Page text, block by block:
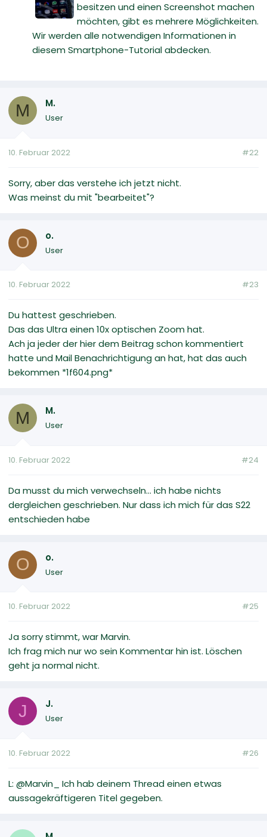
besitzen und einen Screenshot machen
möchten, gibt es mehrere Möglichkeiten.
Wir werden alle notwendigen Informationen in
diesem Smartphone-Tutorial abdecken.
M M.
User
10. Februar 2022 #22
Sorry, aber das verstehe ich jetzt nicht.
Was meinst du mit "bearbeitet"?
O o.
User
10. Februar 2022 #23
Du hattest geschrieben.
Das das Ultra einen 10x optischen Zoom hat.
Ach ja jeder der hier dem Beitrag schon kommentiert
hatte und Mail Benachrichtigung an hat, hat das auch
bekommen *1f604.png*
M M.
User
10. Februar 2022 #24
Da musst du mich verwechseln... ich habe nichts
dergleichen geschrieben. Nur dass ich mich für das S22
entschieden habe
O o.
User
10. Februar 2022 #25
Ja sorry stimmt, war Marvin.
Ich frag mich nur wo sein Kommentar hin ist. Löschen
geht ja normal nicht.
J J.
User
10. Februar 2022 #26
L: @Marvin_ Ich hab deinem Thread einen etwas
aussagekräftigeren Titel gegeben.